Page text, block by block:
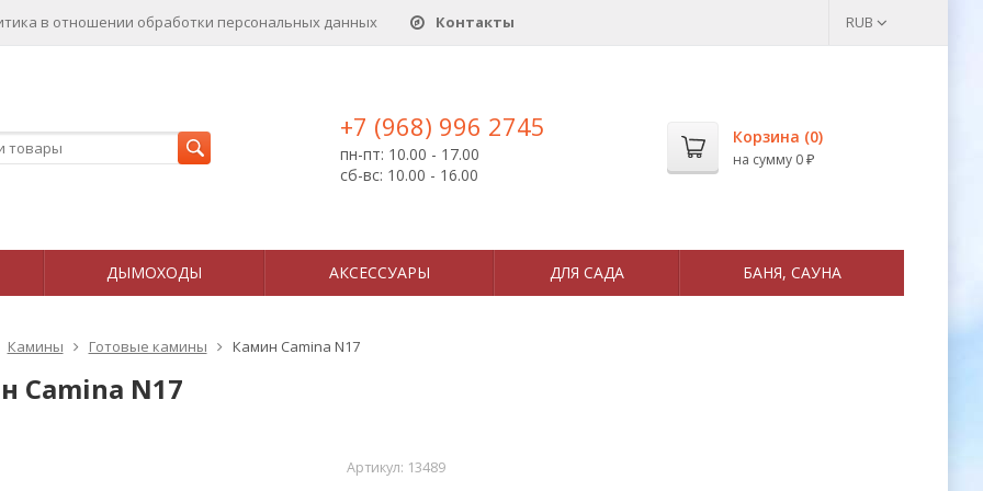
в отношении обработки персональных данныx Контакты RUB
+7 (968) 996 2745
пн-пт: 10.00 - 17.00
сб-вс: 10.00 - 16.00
Корзина (0)
на сумму 0 ₽
ДЫМОХОДЫ АКСЕССУАРЫ ДЛЯ САДА БАНЯ, САУНА
Камины Готовые камины Камин Camina N17
Camina N17
Артикул: 13489